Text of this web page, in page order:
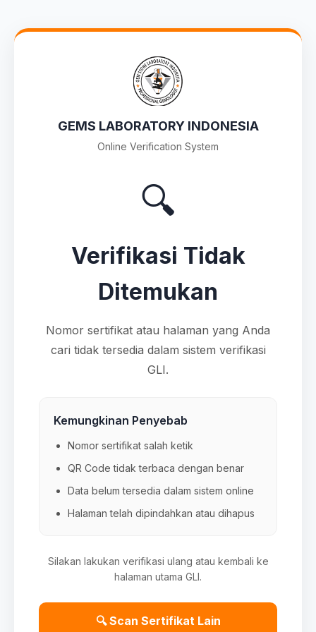
GEMS LABORATORY INDONESIA
Online Verification System
🔍
Verifikasi Tidak
Ditemukan
Nomor sertifikat atau halaman yang Anda
cari tidak tersedia dalam sistem verifikasi
GLI.
Kemungkinan Penyebab
Nomor sertifikat salah ketik
QR Code tidak terbaca dengan benar
Data belum tersedia dalam sistem online
Halaman telah dipindahkan atau dihapus
Silakan lakukan verifikasi ulang atau kembali ke
halaman utama GLI.
🔍 Scan Sertifikat Lain